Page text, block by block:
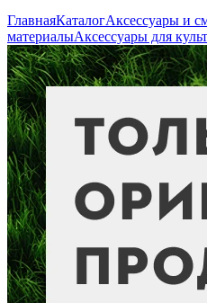
ГлавнаяКаталогАксессуары и
материалыАксессуары для